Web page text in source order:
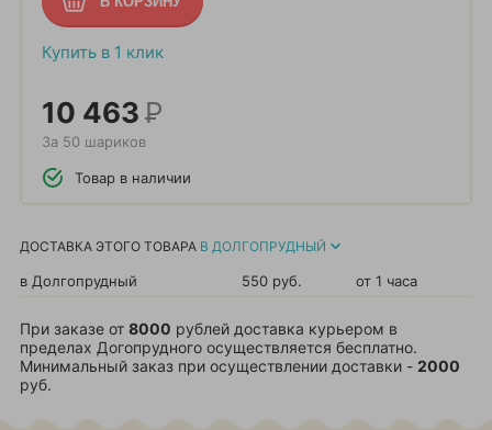
Купить в 1 клик
10 463Р
За 50 шариков
Товар в наличии
ДОСТАВКА ЭТОГО ТОВАРА В ДОЛГОПРУДНЫЙ
в Долгопрудный 550 руб. от 1 часа
При заказе от 8000 рублей доставка курьером в
пределах Догопрудного осуществляется бесплатно.
Минимальный заказ при осуществлении доставки - 2000
руб.